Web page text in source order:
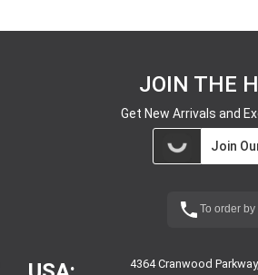
JOIN THE
Get New Arrivals and
Join
To order by
4364 Cranwood Parkway,